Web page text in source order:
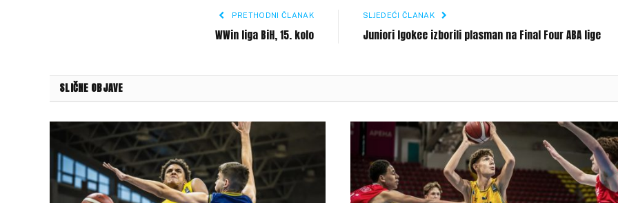
PRETHODNI ČLANAK
WWin liga BiH, 15. kolo
SLJEDEĆI ČLANAK
Juniori Igokee izborili plasman na Final Four ABA lige
SLIČNE OBJAVE